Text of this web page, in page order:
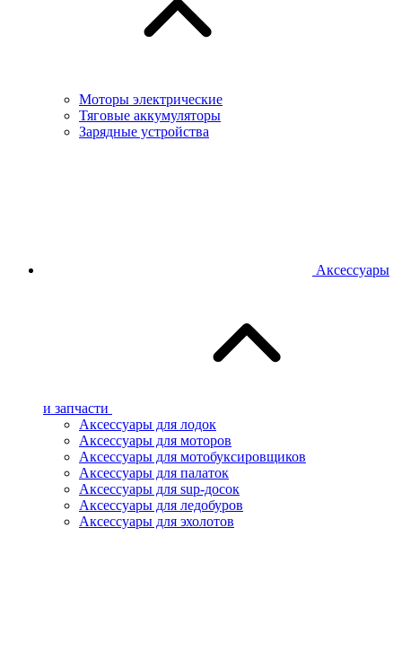
Моторы электрические
Тяговые аккумуляторы
Зарядные устройства
Аксессуары
и запчасти
Аксессуары для лодок
Аксессуары для моторов
Аксессуары для мотобуксировщиков
Аксессуары для палаток
Аксессуары для sup-досок
Аксессуары для ледобуров
Аксессуары для эхолотов